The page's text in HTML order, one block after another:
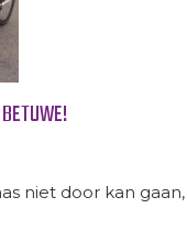
niet door kan